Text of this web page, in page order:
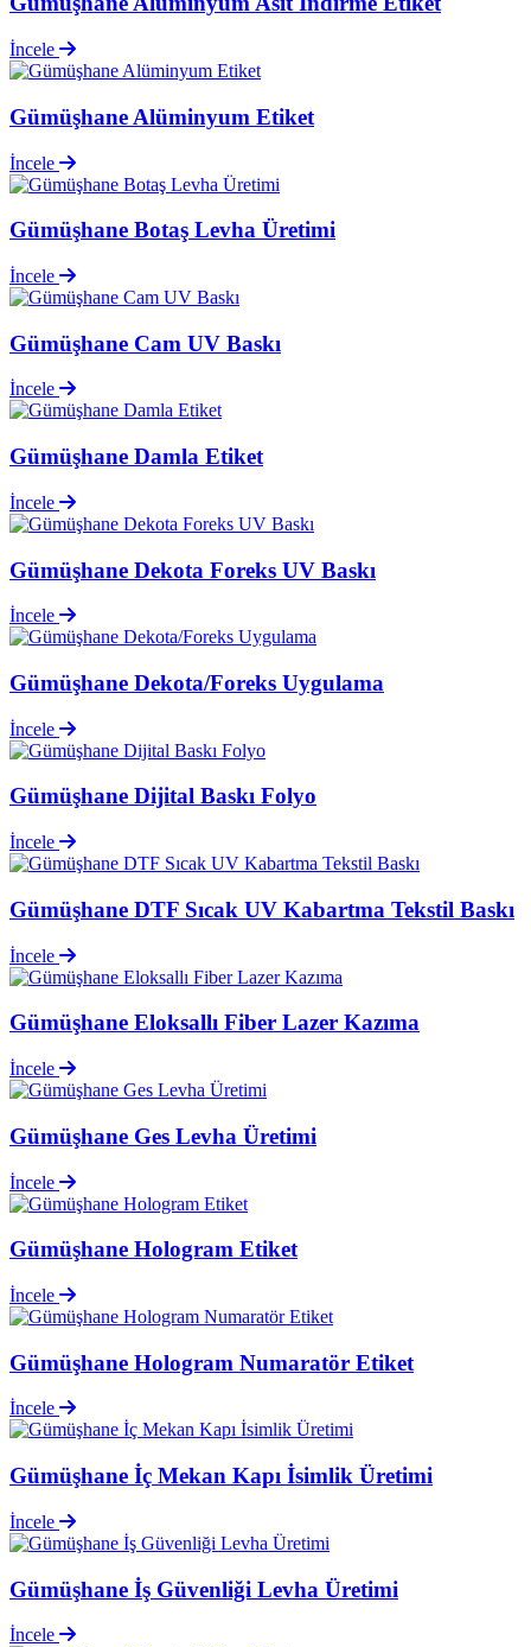
İncele
Gümüşhane Alüminyum Etiket
İncele
Gümüşhane Botaş Levha Üretimi
İncele
Gümüşhane Cam UV Baskı
İncele
Gümüşhane Damla Etiket
İncele
Gümüşhane Dekota Foreks UV Baskı
İncele
Gümüşhane Dekota/Foreks Uygulama
İncele
Gümüşhane Dijital Baskı Folyo
İncele
Gümüşhane DTF Sıcak UV Kabartma Tekstil Baskı
İncele
Gümüşhane Eloksallı Fiber Lazer Kazıma
İncele
Gümüşhane Ges Levha Üretimi
İncele
Gümüşhane Hologram Etiket
İncele
Gümüşhane Hologram Numaratör Etiket
İncele
Gümüşhane İç Mekan Kapı İsimlik Üretimi
İncele
Gümüşhane İş Güvenliği Levha Üretimi
İncele